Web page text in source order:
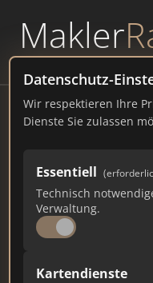
Makler
powered byWAVEPOINT
Datenschutz-
Wir respektieren Ihre
Dienste Sie zulassen
Essentiell
Technisch
Verwaltung.
Kartendienste
Scheffold
832